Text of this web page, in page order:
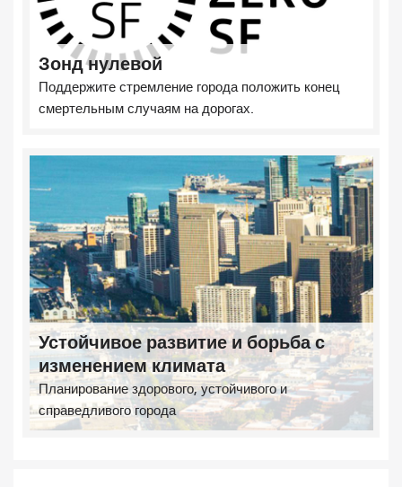
Зонд нулевой
Поддержите стремление города положить конец
смертельным случаям на дорогах.
Устойчивое развитие и борьба с
изменением климата
Планирование здорового, устойчивого и
справедливого города